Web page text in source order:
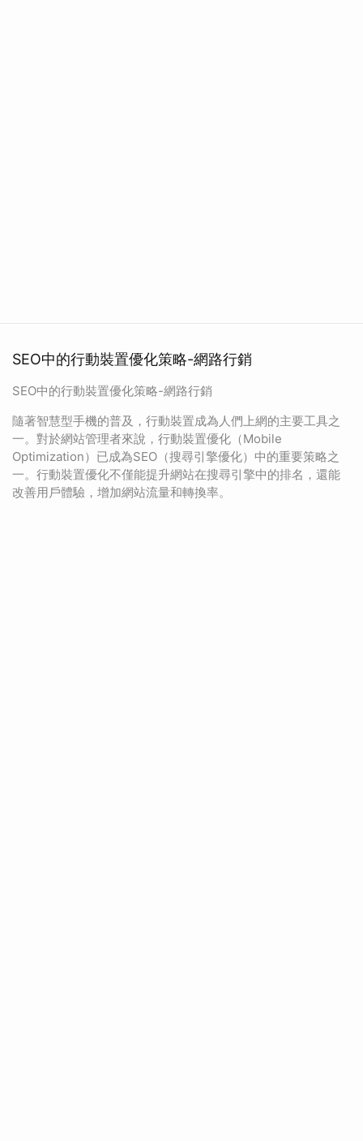
SEO中的行動裝置優化策略-網路行銷
SEO中的行動裝置優化策略-網路行銷
隨著智慧型手機的普及，行動裝置成為人們上網的主要工具之
一。對於網站管理者來說，行動裝置優化（Mobile
Optimization）已成為SEO（搜尋引擎優化）中的重要策略之
一。行動裝置優化不僅能提升網站在搜尋引擎中的排名，還能
改善用戶體驗，增加網站流量和轉換率。